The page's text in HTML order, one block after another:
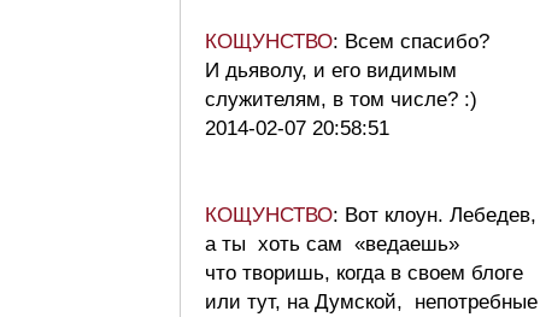
КОЩУНСТВО: Всем спасибо?
И дьяволу, и его видимым
служителям, в том числе? :)
2014-02-07 20:58:51
КОЩУНСТВО: Вот клоун. Лебедев,
а ты хоть сам «ведаешь»
что творишь, когда в своем блоге
или тут, на Думской, непотребные